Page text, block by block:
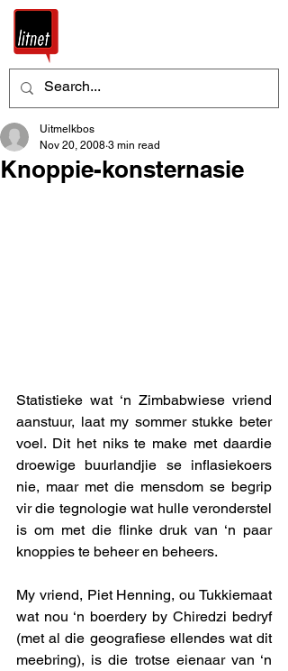
Knoppie-konsternasie
Uitmelkbos
Nov 20, 2008 3 min read
Statistieke wat ‘n Zimbabwiese vriend
aanstuur, laat my sommer stukke beter
voel. Dit het niks te make met daardie
droewige buurlandjie se inflasiekoers
nie, maar met die mensdom se begrip
vir die tegnologie wat hulle veronderstel
is om met die flinke druk van ‘n paar
knoppies te beheer en beheers.
My vriend, Piet Henning, ou Tukkiemaat
wat nou ‘n boerdery by Chiredzi bedryf
(met al die geografiese ellendes wat dit
meebring), is die trotse eienaar van ‘n